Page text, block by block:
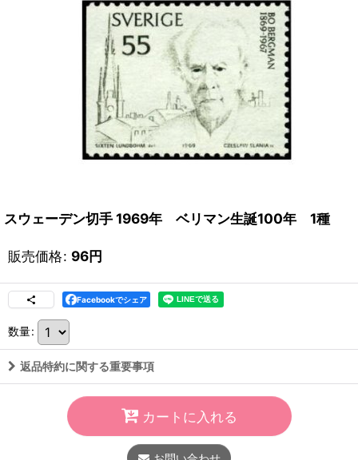
スウェーデン切手 1969年 ベリマン生誕100年 1種
販売価格: 96円
Facebookでシェア
数量:
返品特約に関する重要事項
カートに入れる